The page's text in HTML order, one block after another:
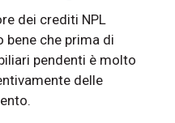
dei crediti NPL
bene che prima di
pendenti è molto
delle